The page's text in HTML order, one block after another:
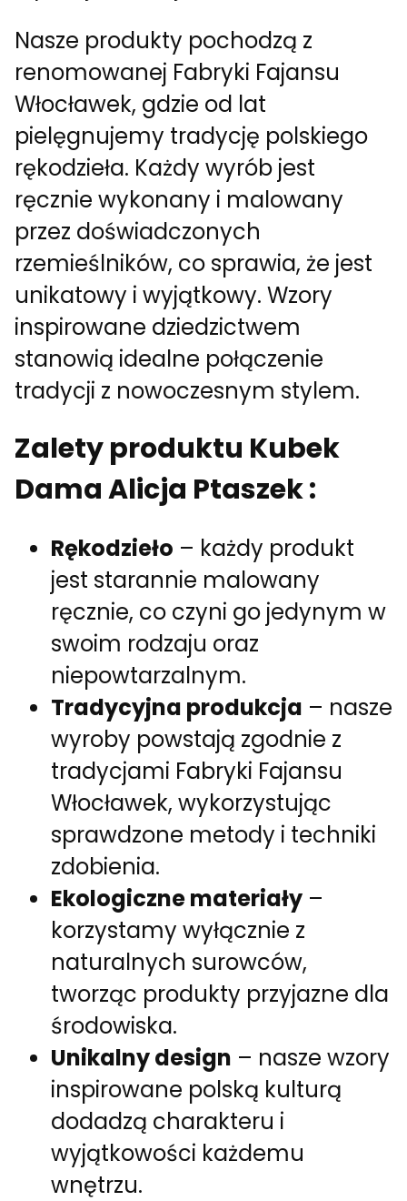
Nasze produkty pochodzą z
renomowanej Fabryki Fajansu
Włocławek, gdzie od lat
pielęgnujemy tradycję polskiego
rękodzieła. Każdy wyrób jest
ręcznie wykonany i malowany
przez doświadczonych
rzemieślników, co sprawia, że jest
unikatowy i wyjątkowy. Wzory
inspirowane dziedzictwem
stanowią idealne połączenie
tradycji z nowoczesnym stylem.
Zalety produktu Kubek
Dama Alicja Ptaszek :
Rękodzieło – każdy produkt
jest starannie malowany
ręcznie, co czyni go jedynym w
swoim rodzaju oraz
niepowtarzalnym.
Tradycyjna produkcja – nasze
wyroby powstają zgodnie z
tradycjami Fabryki Fajansu
Włocławek, wykorzystując
sprawdzone metody i techniki
zdobienia.
Ekologiczne materiały –
korzystamy wyłącznie z
naturalnych surowców,
tworząc produkty przyjazne dla
środowiska.
Unikalny design – nasze wzory
inspirowane polską kulturą
dodadzą charakteru i
wyjątkowości każdemu
wnętrzu.